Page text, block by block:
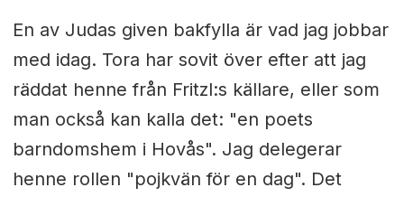
En av Judas given bakfylla är vad jag jobbar
med idag. Tora har sovit över efter att jag
räddat henne från Fritzl:s källare, eller som
man också kan kalla det: "en poets
barndomshem i Hovås". Jag delegerar
henne rollen "pojkvän för en dag". Det